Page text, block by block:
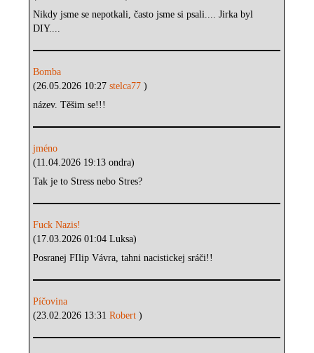
Nikdy jsme se nepotkali, často jsme si psali.... Jirka byl
DIY....
Bomba
(26.05.2026 10:27stelca77)
název. Těšim se!!!
jméno
(11.04.2026 19:13 ondra)
Tak je to Stress nebo Stres?
Fuck Nazis!
(17.03.2026 01:04 Luksa)
Posranej FIlip Vávra, tahni nacistickej sráči!!
Píčovina
(23.02.2026 13:31Robert)